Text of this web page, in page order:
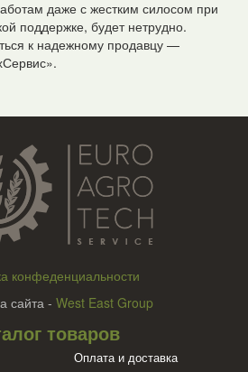
даже с жестким силосом при
поддержке, будет нетрудно.
к надежному продавцу —
конфеденциальности
сайта - West East Group
товаров
Оплата и доставка